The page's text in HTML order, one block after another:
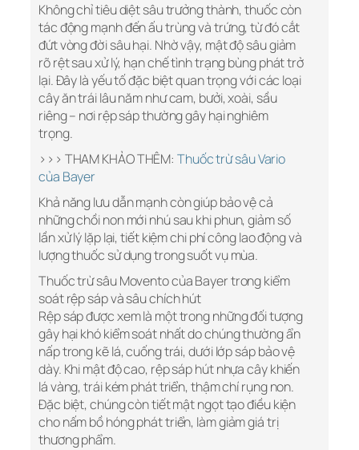
Không chỉ tiêu diệt sâu trưởng thành, thuốc còn
tác động mạnh đến ấu trùng và trứng, từ đó cắt
đứt vòng đời sâu hại. Nhờ vậy, mật độ sâu giảm
rõ rệt sau xử lý, hạn chế tình trạng bùng phát trở
lại. Đây là yếu tố đặc biệt quan trọng với các loại
cây ăn trái lâu năm như cam, bưởi, xoài, sầu
riêng – nơi rệp sáp thường gây hại nghiêm
trọng.
>>> THAM KHẢO THÊM: Thuốc trừ sâu Vario
của Bayer
Khả năng lưu dẫn mạnh còn giúp bảo vệ cả
những chồi non mới nhú sau khi phun, giảm số
lần xử lý lặp lại, tiết kiệm chi phí công lao động và
lượng thuốc sử dụng trong suốt vụ mùa.
Thuốc trừ sâu Movento của Bayer trong kiểm
soát rệp sáp và sâu chích hút
Rệp sáp được xem là một trong những đối tượng
gây hại khó kiểm soát nhất do chúng thường ẩn
nấp trong kẽ lá, cuống trái, dưới lớp sáp bảo vệ
dày. Khi mật độ cao, rệp sáp hút nhựa cây khiến
lá vàng, trái kém phát triển, thậm chí rụng non.
Đặc biệt, chúng còn tiết mật ngọt tạo điều kiện
cho nấm bồ hóng phát triển, làm giảm giá trị
thương phẩm.